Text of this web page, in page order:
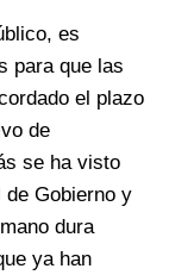
es
para que las
el plazo
de
se ha visto
de Gobierno y
dura
ya han